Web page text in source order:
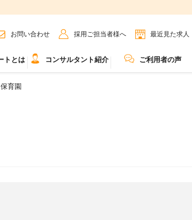
お問い合わせ 採用ご担当者様へ 最近見た求人
トとは コンサルタント紹介 ご利用者の声
育園